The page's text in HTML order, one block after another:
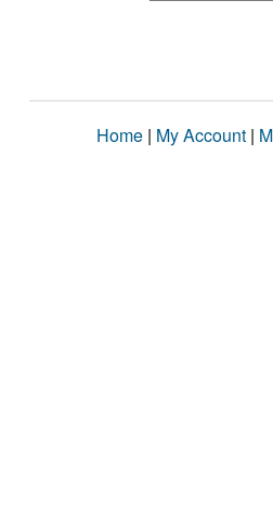
Home | My Account |